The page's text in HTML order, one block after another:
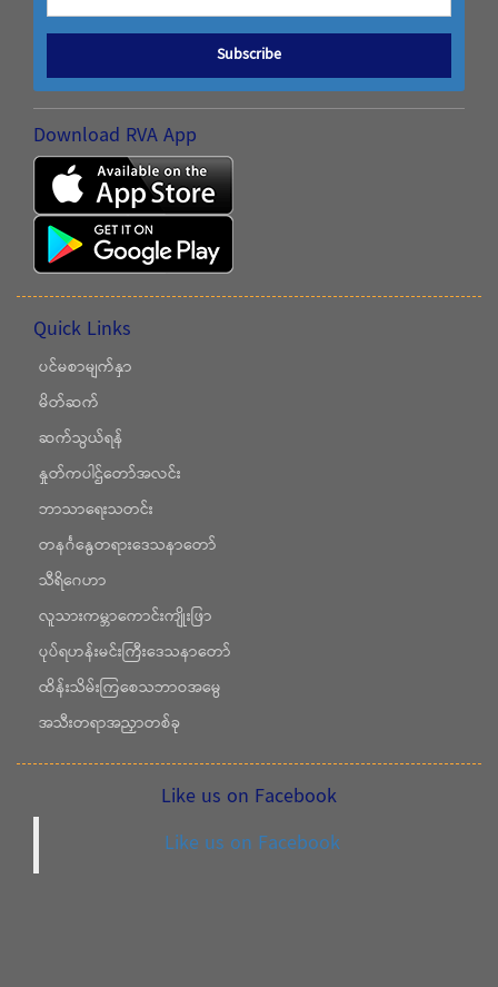
Subscribe
Download RVA App
Quick Links
ပင်မစာမျက်နှာ
မိတ်ဆက်
ဆက်သွယ်ရန်
နှုတ်ကပါဌ်တော်အလင်း
ဘာသာရေးသတင်း
တနင်္ဂနွေတရားဒေသနာတော်
သီရိဂေဟာ
လူသားကမ္ဘာကောင်းကျိုးဖြာ
ပုပ်ရဟန်းမင်းကြီးဒေသနာတော်
ထိန်းသိမ်းကြစေသဘာဝအမွေ
အသီးတရာအညှာတစ်ခု
Like us on Facebook
Like us on Facebook